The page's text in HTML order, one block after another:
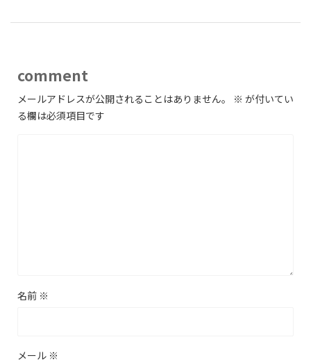
comment
メールアドレスが公開されることはありません。 ※ が付いてい
る欄は必須項目です
名前 ※
メール ※